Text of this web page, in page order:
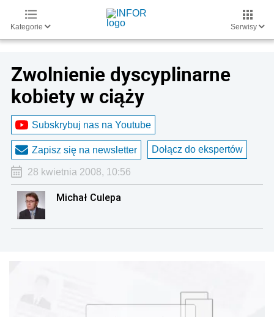
Kategorie Serwisy
Zwolnienie dyscyplinarne
kobiety w ciąży
Subskrybuj nas na Youtube
Zapisz się na newsletter Dołącz do ekspertów
28 kwietnia 2008, 10:56
Michał Culepa